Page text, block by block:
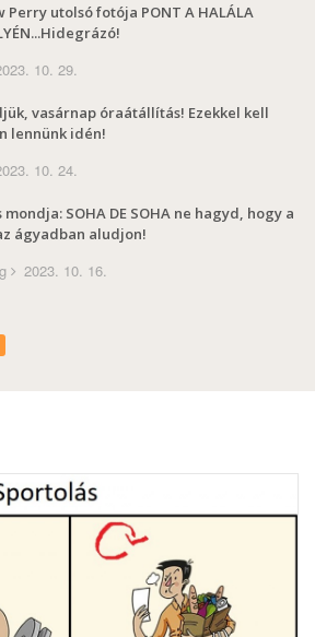
Perry utolsó fotója PONT A HALÁLA
10. 29.
vasárnap óraátállítás! Ezekkel kell
lennünk idén!
10. 24.
mondja: SOHA DE SOHA ne hagyd, hogy a
ágyadban aludjon!
2023. 10. 16.